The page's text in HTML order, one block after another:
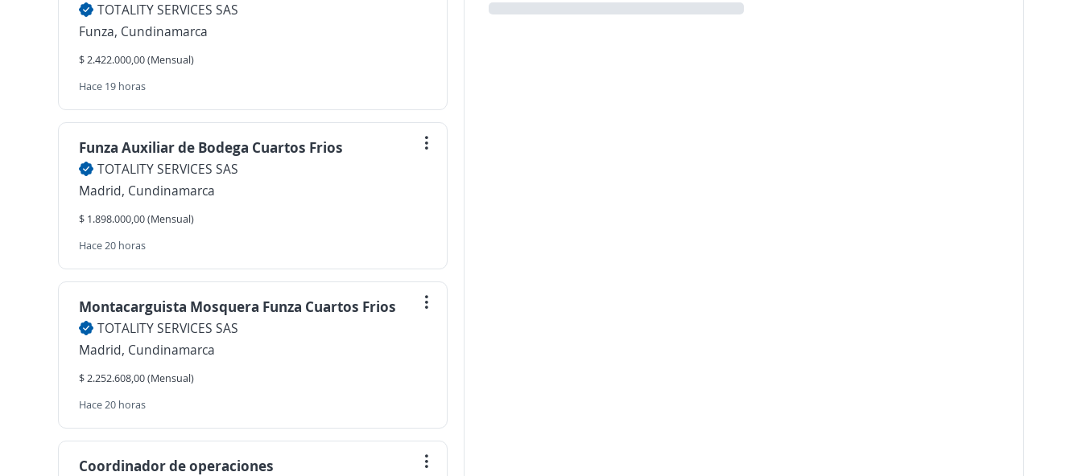
TOTALITY SERVICES SAS
Funza, Cundinamarca
$ 2.422.000,00 (Mensual)
Hace 19 horas
Funza Auxiliar de Bodega Cuartos Frios
TOTALITY SERVICES SAS
Madrid, Cundinamarca
$ 1.898.000,00 (Mensual)
Hace 20 horas
Montacarguista Mosquera Funza Cuartos Frios
TOTALITY SERVICES SAS
Madrid, Cundinamarca
$ 2.252.608,00 (Mensual)
Hace 20 horas
Coordinador de operaciones